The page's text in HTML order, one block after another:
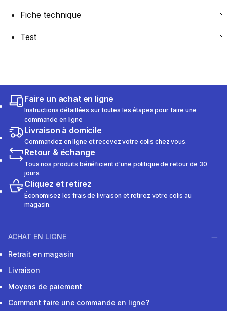
Fiche technique
Test
Faire un achat en ligne
Instructions détaillées sur toutes les étapes pour faire une
commande en ligne
Livraison à domicile
Commandez en ligne et recevez votre colis chez vous.
Retour & échange
Tous nos produits bénéficient d'une politique de retour de 30
jours.
Cliquez et retirez
Économisez les frais de livraison et retirez votre colis au
magasin.
ACHAT EN LIGNE
Retrait en magasin
Livraison
Moyens de paiement
Comment faire une commande en ligne?